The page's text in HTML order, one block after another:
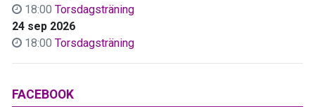
18:00 Torsdagsträning
24 sep 2026
18:00 Torsdagsträning
FACEBOOK